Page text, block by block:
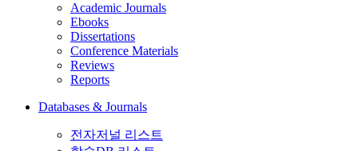
Academic Journals
Ebooks
Dissertations
Conference Materials
Reviews
Reports
Databases & Journals
전자저널 리스트